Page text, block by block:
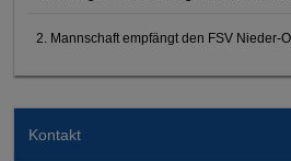
2. Mannschaft empfängt den FSV Nieder-
Kontakt